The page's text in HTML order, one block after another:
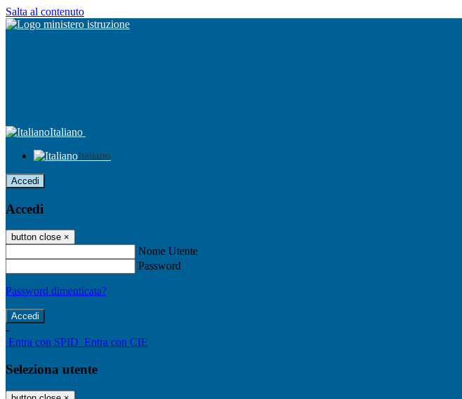
Salta al contenuto
Italiano
Italiano
Accedi
Accedi
button close ×
Nome Utente
Password
Password dimenticata?
-
Entra con SPID Entra con CIE
Seleziona utente